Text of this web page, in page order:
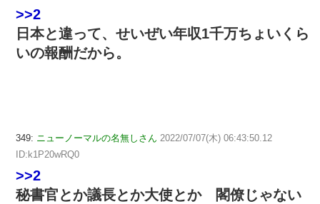
>>2
日本と違って、せいぜい年収1千万ちょいくら
いの報酬だから。
349: ニューノーマルの名無しさん 2022/07/07(木) 06:43:50.12
ID:k1P20wRQ0
>>2
秘書官とか議長とか大使とか 閣僚じゃない